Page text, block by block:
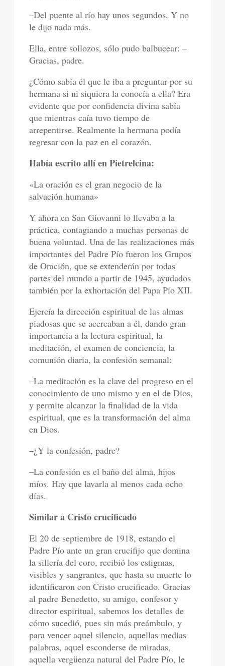
–Del puente al río hay unos segundos. Y no
le dijo nada más.
Ella, entre sollozos, sólo pudo balbucear: –
Gracias, padre.
¿Cómo sabía él que le iba a preguntar por su
hermana si ni siquiera la conocía a ella? Era
evidente que por confidencia divina sabía
que mientras caía tuvo tiempo de
arrepentirse. Realmente la hermana podía
regresar con la paz en el corazón.
Había escrito allí en Pietrelcina:
«La oración es el gran negocio de la
salvación humana»
Y ahora en San Giovanni lo llevaba a la
práctica, contagiando a muchas personas de
buena voluntad. Una de las realizaciones más
importantes del Padre Pío fueron los Grupos
de Oración, que se extenderán por todas
partes del mundo a partir de 1945, ayudados
también por la exhortación del Papa Pío XII.
Ejercía la dirección espiritual de las almas
piadosas que se acercaban a él, dando gran
importancia a la lectura espiritual, la
meditación, el examen de conciencia, la
comunión diaria, la confesión semanal:
–La meditación es la clave del progreso en el
conocimiento de uno mismo y en el de Dios,
y permite alcanzar la finalidad de la vida
espiritual, que es la transformación del alma
en Dios.
–¿Y la confesión, padre?
–La confesión es el baño del alma, hijos
míos. Hay que lavarla al menos cada ocho
días.
Similar a Cristo crucificado
El 20 de septiembre de 1918, estando el
Padre Pío ante un gran crucifijo que domina
la sillería del coro, recibió los estigmas,
visibles y sangrantes, que hasta su muerte lo
identificaron con Cristo crucificado. Gracias
al padre Benedetto, su amigo, confesor y
director espiritual, sabemos los detalles de
cómo sucedió, pues sin más preámbulo, y
para vencer aquel silencio, aquellas medias
palabras, aquel esconderse de miradas,
aquella vergüenza natural del Padre Pío, le